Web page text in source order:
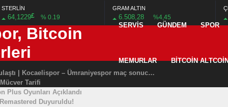
STERLİN
64,1229£ % 0.19
GRAM ALTIN
6.508,28 %4,45
SERVIS
GÜNDEM SPOR
MEMURLAR BITCOIN
üç uçak aynı anda iniş yaptı
2-2 Liverpool maçı özet izle goller izle
5 milyar TL bütçe
muhteşem röveşata! Ayakta alkışlandı…
Kocaelispor tek golle 3 puana ulaştı | Kocaelispor – Ümraniyespor maç sonucu: 1-0
Tarifi
Plus Oyunları Açıklandı
Duyuruldu!